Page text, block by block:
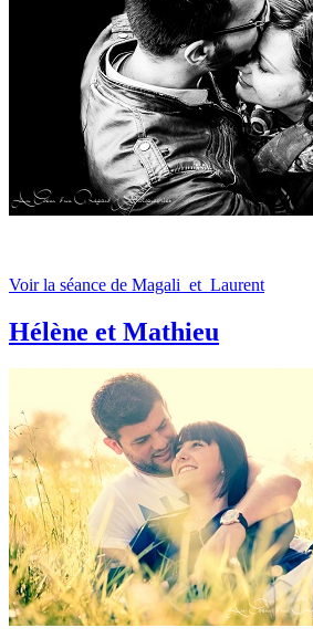
Voir la séance de Magali_et_Laurent
Hélène et Mathieu